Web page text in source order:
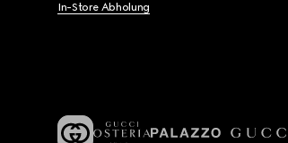
In-Store Abholung